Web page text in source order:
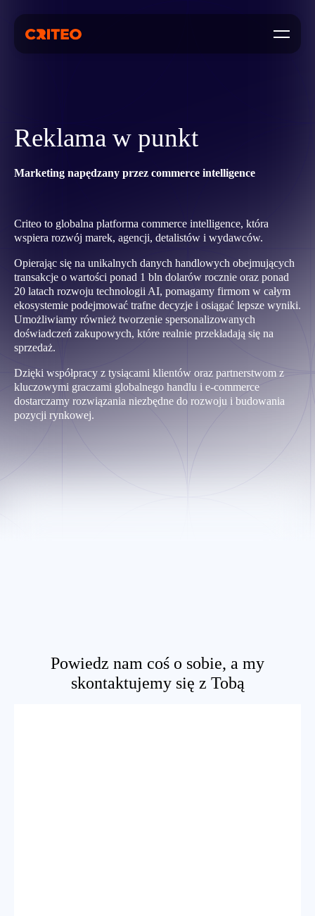
Open
Reklama w punkt
Marketing napędzany przez commerce intelligence
Criteo to globalna platforma commerce intelligence, która
wspiera rozwój marek, agencji, detalistów i wydawców.
Opierając się na unikalnych danych handlowych obejmujących
transakcje o wartości ponad 1 bln dolarów rocznie oraz ponad
20 latach rozwoju technologii AI, pomagamy firmom w całym
ekosystemie podejmować trafne decyzje i osiągać lepsze wyniki.
Umożliwiamy również tworzenie spersonalizowanych
doświadczeń zakupowych, które realnie przekładają się na
sprzedaż.
Dzięki współpracy z tysiącami klientów oraz partnerstwom z
kluczowymi graczami globalnego handlu i e-commerce
dostarczamy rozwiązania niezbędne do rozwoju i budowania
pozycji rynkowej.
Powiedz nam coś o sobie, a my
skontaktujemy się z Tobą